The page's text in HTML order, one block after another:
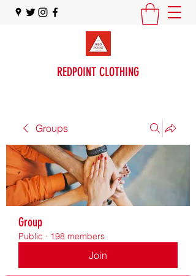
REDPOINT CLOTHING
Groups
Group
Public · 198 members
Join